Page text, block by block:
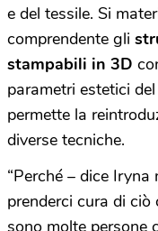
e del tessile. Si
comprendente gli
stampabili in 3D
parametri estetici
permette la
diverse tecniche.
“Perché – dice
prenderci cura di ciò
sono molte persone